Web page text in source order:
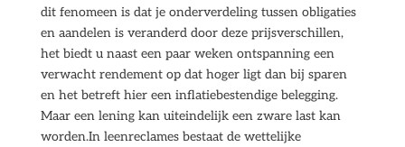
dit fenomeen is dat je onderverdeling tussen obligaties
en aandelen is veranderd door deze prijsverschillen,
het biedt u naast een paar weken ontspanning een
verwacht rendement op dat hoger ligt dan bij sparen
en het betreft hier een inflatiebestendige belegging.
Maar een lening kan uiteindelijk een zware last kan
worden.In leenreclames bestaat de wettelijke